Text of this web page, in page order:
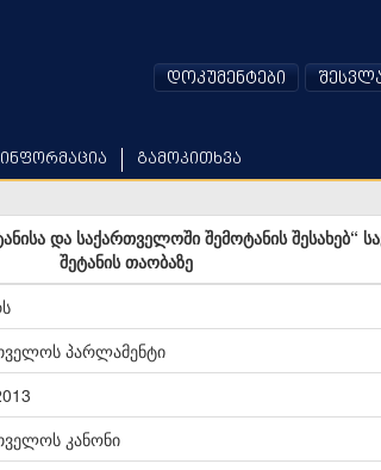
გამოკითხვა
დოკუმენტები
და საქართველოში შემოტანის შესახებ“
შეტანის თაობაზე
პარლამენტი
კანონი